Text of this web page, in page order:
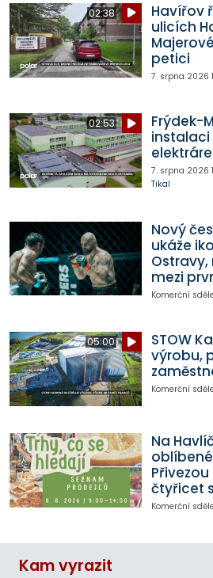
02:38
Havířov
ulicích
petici
7. srpna 2026
02:53
Frýdek-
7. srpna 2026
Tikal
Nový
ukáže
mezi
Komerční
05:00
STOW
výrobu,
Komerční
Na
čtyřicet
Komerční
Kam vyrazit